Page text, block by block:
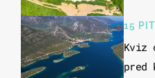
15
Kviz
pred